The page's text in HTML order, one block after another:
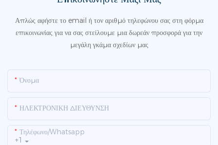
Απλώς αφήστε το email ή τον αριθμό τηλεφώνου σας στη φόρμα
επικοινωνίας για να σας στείλουμε μια δωρεάν προσφορά για την
μεγάλη γκάμα σχεδίων μας
Όνομα
ΗΛΕΚΤΡΟΝΙΚΗ ΔΙΕΥΘΥΝΣΗ
+1
Τηλέφωνο/whatsapp